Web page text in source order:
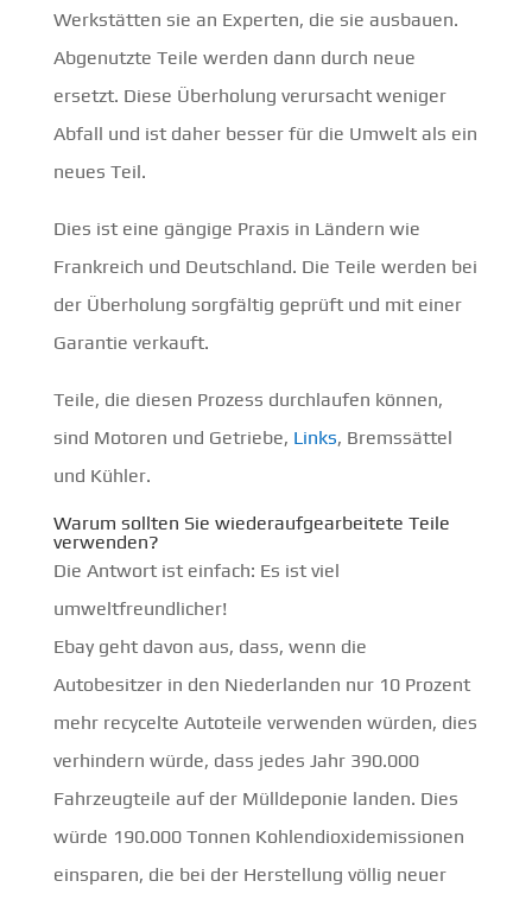
Werkstätten sie an Experten, die sie ausbauen.
Abgenutzte Teile werden dann durch neue
ersetzt. Diese Überholung verursacht weniger
Abfall und ist daher besser für die Umwelt als ein
neues Teil.
Dies ist eine gängige Praxis in Ländern wie
Frankreich und Deutschland. Die Teile werden bei
der Überholung sorgfältig geprüft und mit einer
Garantie verkauft.
Teile, die diesen Prozess durchlaufen können,
sind Motoren und Getriebe, Links, Bremssättel
und Kühler.
Warum sollten Sie wiederaufgearbeitete Teile
verwenden?
Die Antwort ist einfach: Es ist viel
umweltfreundlicher!
Ebay geht davon aus, dass, wenn die
Autobesitzer in den Niederlanden nur 10 Prozent
mehr recycelte Autoteile verwenden würden, dies
verhindern würde, dass jedes Jahr 390.000
Fahrzeugteile auf der Mülldeponie landen. Dies
würde 190.000 Tonnen Kohlendioxidemissionen
einsparen, die bei der Herstellung völlig neuer